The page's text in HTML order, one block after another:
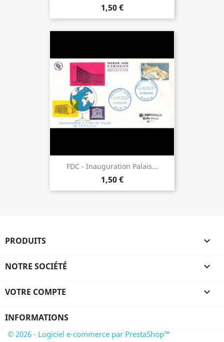
1,50 €
FDC - Inauguration Palais...
1,50 €
PRODUITS 
NOTRE SOCIÉTÉ 
VOTRE COMPTE 
INFORMATIONS
© 2026 - Logiciel e-commerce par PrestaShop™